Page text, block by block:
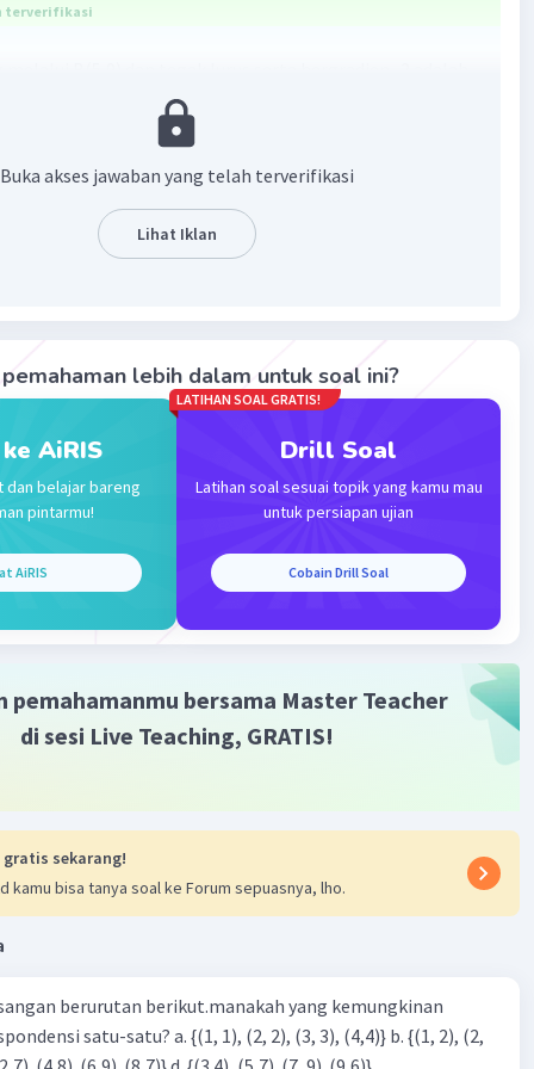
terverifikasi
saling tegak lurus maka
membuat persamaan garis yang melalui B(5,9) dengan m
5/2
x - 5 (dikalikan 2 untuk menghilangkan pecahan)
0 atau x - 2y = -13
· 5.0 (1 Balas
Iklan
Community Level 73
y1= m(x - x1)
- x )
- 5)
10
+ 9
·5.0 (1) Balas
Buka akses jawaban yang telah terverifikasi
Lihat Iklan
lebih dalam untuk soal ini?
AiRIS
dan belajar bareng
pintarmu!
AiRIS
LATIHAN SOAL GRATIS!
Drill Soal
Latihan soal sesuai topik yang kamu mau
untuk persiapan ujian
Cobain Drill Soal
pemahamanmu bersama Master Teacher
di sesi Live Teaching, GRATIS!
gratis sekarang!
kamu bisa tanya soal ke Forum sepuasnya, lho.
berurutan berikut.manakah yang kemungkinan